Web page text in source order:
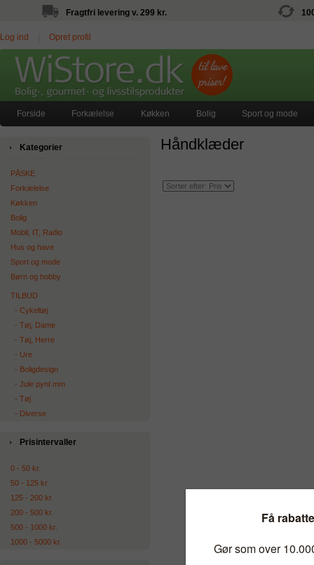
Fragtfri levering v. 299 kr.
Log ind Opret profil
Forside Forkælelse Køkken Bolig Sport og mode
Kategorier
PÅSKE
Forkælelse
Køkken
Bolig
Mobil, IT, Radio
Hus og have
Sport og mode
Børn og hobby
TILBUD
‐ Cykeltøj
‐ Tøj, Dame
‐ Tøj, Herre
‐ Ure
‐ Boligdesign
‐ Jule pynt mm
‐ Tøj
‐ Diverse
Prisintervaller
0 - 50 kr.
50 - 125 kr.
125 - 200 kr.
200 - 500 kr.
500 - 1000 kr.
1000 - 5000 kr.
Håndklæder